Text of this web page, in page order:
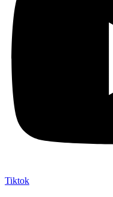
Tiktok